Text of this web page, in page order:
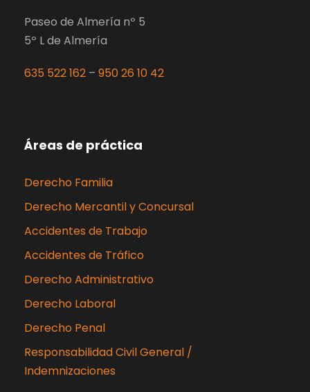
Paseo de Almería nº 5
5º L de Almería
635 522 162 – 950 26 10 42
Áreas de práctica
Derecho Familia
Derecho Mercantil y Concursal
Accidentes de Trabajo
Accidentes de Tráfico
Derecho Administrativo
Derecho Laboral
Derecho Penal
Responsabilidad Civil General /
Indemnizaciones